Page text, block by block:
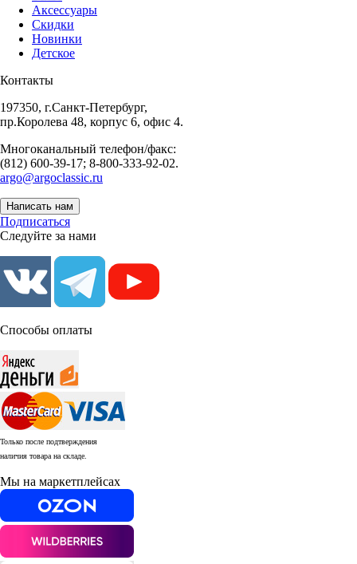
Аксессуары
Скидки
Новинки
Детское
Контакты
197350, г.Санкт-Петербург,
пр.Королева 48, корпус 6, офис 4.
Многоканальный телефон/факс:
(812) 600-39-17; 8-800-333-92-02.
argo@argoclassic.ru
Написать нам
Подписаться
Следуйте за нами
Способы оплаты
Только после подтверждения
наличия товара на складе.
Мы на маркетплейсах